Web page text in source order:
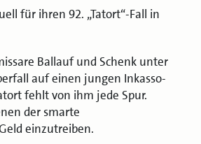
für ihren 92. „Tatort“-Fall in
Ballauf und Schenk unter
auf einen jungen Inkasso-
fehlt von ihm jede Spur.
der smarte
einzutreiben.